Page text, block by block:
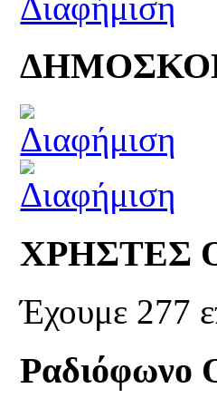
ΧΡΗΣΤΕΣ
Έχουμε 277
Ραδιόφωνο